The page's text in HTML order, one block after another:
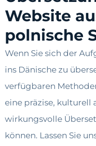
Website
polnische
Wenn Sie sich der
ins Dänische zu
verfügbaren
eine präzise, kulturell
wirkungsvolle
können. Lassen Sie